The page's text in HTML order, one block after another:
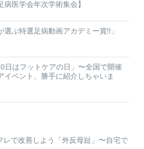
医学会年次学術集会】
選ぶ特選足病動画アカデミー賞!!」
日はフットケアの日」〜全国で開催
イベント、勝手に紹介しちゃいま
レで改善しよう「外反母趾」〜自宅で